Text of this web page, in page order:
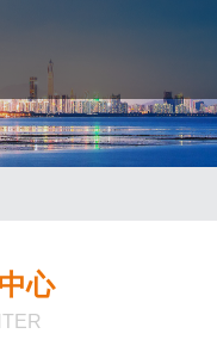
全国咨询热线：
0763-3988992 邦丽
色辊涂铝板、铝箔、
心